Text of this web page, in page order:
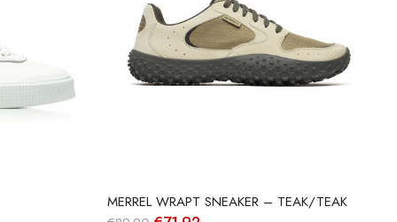
MERREL WRAPT SNEAKER – TEAK/TEAK